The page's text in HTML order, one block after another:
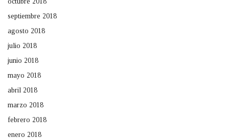
septiembre 2018
agosto 2018
julio 2018
junio 2018
mayo 2018
abril 2018
marzo 2018
febrero 2018
enero 2018